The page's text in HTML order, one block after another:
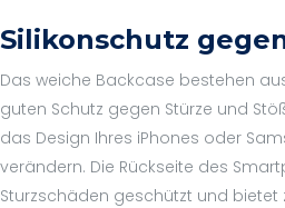
Silikonschutz
Das weiche Backcase bestehen
guten Schutz gegen Stürze und
das Design Ihres iPhones oder
verändern. Die Rückseite des
Sturzschäden geschützt und bietet